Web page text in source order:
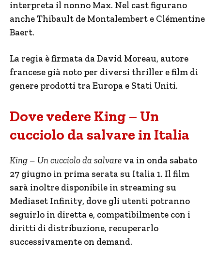
interpreta il nonno Max. Nel cast figurano
anche Thibault de Montalembert e Clémentine
Baert.
La regia è firmata da David Moreau, autore
francese già noto per diversi thriller e film di
genere prodotti tra Europa e Stati Uniti.
Dove vedere King – Un
cucciolo da salvare in Italia
King – Un cucciolo da salvare va in onda sabato
27 giugno in prima serata su Italia 1. Il film
sarà inoltre disponibile in streaming su
Mediaset Infinity, dove gli utenti potranno
seguirlo in diretta e, compatibilmente con i
diritti di distribuzione, recuperarlo
successivamente on demand.